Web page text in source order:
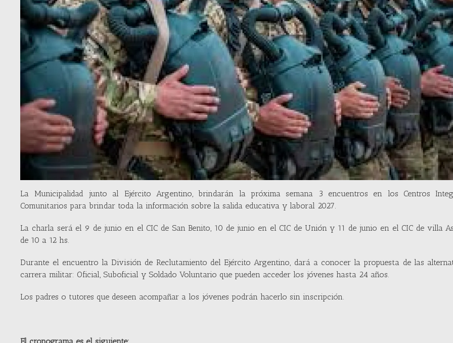
La Municipalidad junto al Ejército Argentino, brindarán la próxima semana 3 encuentros en los Centros
Comunitarios para brindar toda la información sobre la salida educativa y laboral 2027.
La charla será el 9 de junio en el CIC de San Benito, 10 de junio en el CIC de Unión y 11 de junio en el CIC de villa
de 10 a 12 hs.
Durante el encuentro la División de Reclutamiento del Ejército Argentino, dará a conocer la propuesta de las
carrera militar: Oficial, Suboficial y Soldado Voluntario que pueden acceder los jóvenes hasta 24 años.
Los padres o tutores que deseen acompañar a los jóvenes podrán hacerlo sin inscripción.
El cronograma es el siguiente: